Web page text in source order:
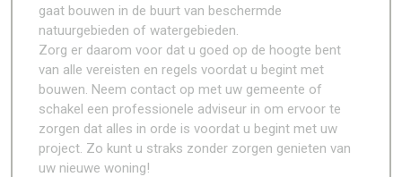
gaat bouwen in de buurt van beschermde
natuurgebieden of watergebieden.
Zorg er daarom voor dat u goed op de hoogte bent
van alle vereisten en regels voordat u begint met
bouwen. Neem contact op met uw gemeente of
schakel een professionele adviseur in om ervoor te
zorgen dat alles in orde is voordat u begint met uw
project. Zo kunt u straks zonder zorgen genieten van
uw nieuwe woning!